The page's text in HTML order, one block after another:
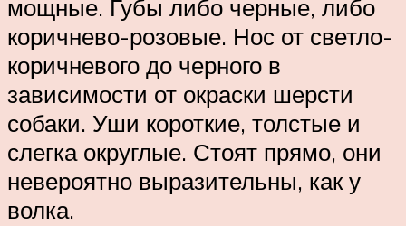
мощные. Губы либо черные, либо
коричнево-розовые. Нос от светло-
коричневого до черного в
зависимости от окраски шерсти
собаки. Уши короткие, толстые и
слегка округлые. Стоят прямо, они
невероятно выразительны, как у
волка.